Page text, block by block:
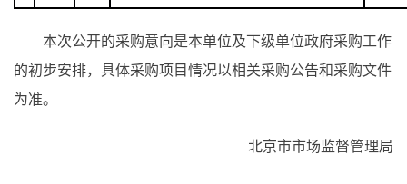
本次公开的采购意向是本单位及下级单位政府采购工作
的初步安排，具体采购项目情况以相关采购公告和采购文件
为准。
北京市市场监督管理局